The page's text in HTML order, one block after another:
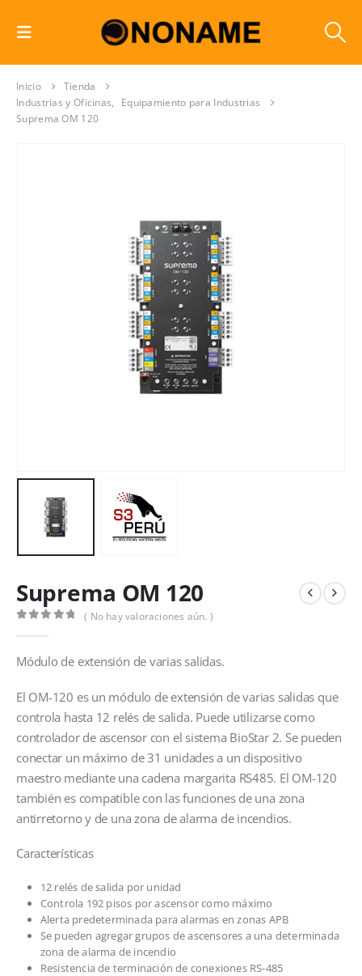
Inicio
Tienda
Industrias y Oficinas,
Equipamiento para Industrias
Suprema OM 120
Suprema OM 120
( No hay valoraciones aún. )
Módulo de extensión de varias salidas.
El OM-120 es un módulo de extensión de varias salidas que
controla hasta 12 relés de salida. Puede utilizarse como
controlador de ascensor con el sistema BioStar 2. Se pueden
conectar un máximo de 31 unidades a un dispositivo
maestro mediante una cadena margarita RS485. El OM-120
también es compatible con las funciones de una zona
antirretorno y de una zona de alarma de incendios.
Características
12 relés de salida por unidad
Controla 192 pisos por ascensor como máximo
Alerta predeterminada para alarmas en zonas APB
Se pueden agregar grupos de ascensores a una determinada
zona de alarma de incendio
Resistencia de terminación de conexiones RS-485